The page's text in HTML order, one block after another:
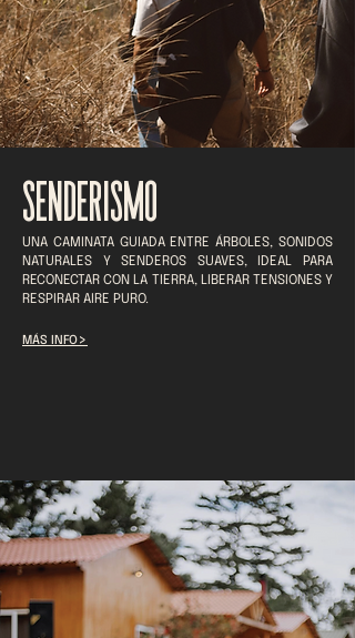
SENDERISMO
UNA CAMINATA GUIADA ENTRE ÁRBOLES, SONIDOS
NATURALES Y SENDEROS SUAVES, IDEAL PARA
RECONECTAR CON LA TIERRA, LIBERAR TENSIONES Y
RESPIRAR AIRE PURO.
MÁS INFO>